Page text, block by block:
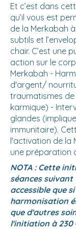
Et c’est dans
qu’il vous est
de la Merkabah
subtils et
chair. C’est une
action sur le
Merkabah -
d'argent/
traumatismes
karmique) -
glandes
immunitaire).
l'activation de la
une préparation
NOTA : Cette
séances
accessible que
harmonisation
que d'autres
l'initiation à